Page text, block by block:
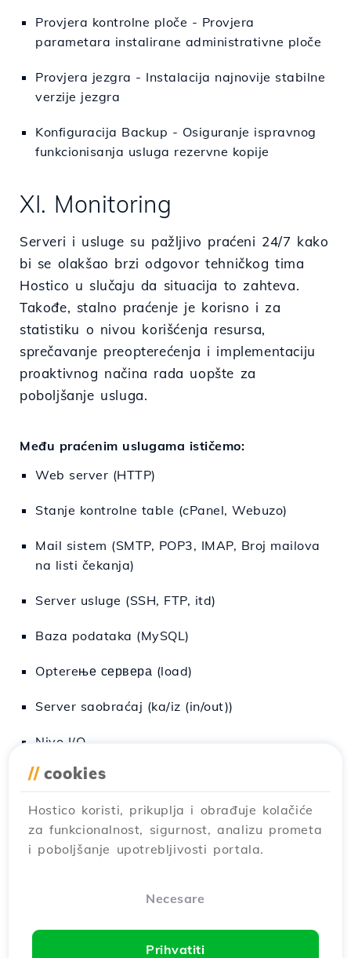
Provjera kontrolne ploče - Provjera
parametara instalirane administrativne ploče
Provjera jezgra - Instalacija najnovije stabilne
verzije jezgra
Konfiguracija Backup - Osiguranje ispravnog
funkcionisanja usluga rezervne kopije
XI. Monitoring
Serveri i usluge su pažljivo praćeni 24/7 kako
bi se olakšao brzi odgovor tehničkog tima
Hostico u slučaju da situacija to zahteva.
Takođe, stalno praćenje je korisno i za
statistiku o nivou korišćenja resursa,
sprečavanje preopterećenja i implementaciju
proaktivnog načina rada uopšte za
poboljšanje usluga.
Među praćenim uslugama ističemo:
Web server (HTTP)
Stanje kontrolne table (cPanel, Webuzo)
Mail sistem (SMTP, POP3, IMAP, Broj mailova
na listi čekanja)
Server usluge (SSH, FTP, itd)
Baza podataka (MySQL)
Optereње сервера (load)
Server saobraćaj (ka/iz (in/out))
Nivo I/O
Dostupni/iskorišćeni prostor
preuzeli odgovornost za upravljanje nemaju
koristi od aplikacija i tehnika detaljno
// cookies
Hostico koristi, prikuplja i obrađuje kolačiće
za funkcionalnost, sigurnost, analizu prometa
i poboljšanje upotrebljivosti portala.
Necesare
Prihvatiti